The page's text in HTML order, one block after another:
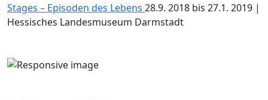
Stages – Episoden des Lebens 28.9. 2018 bis 27.1. 2019 |
Hessisches Landesmuseum Darmstadt